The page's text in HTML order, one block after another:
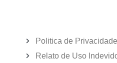
Politica de Privacidade
Relato de Uso